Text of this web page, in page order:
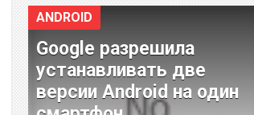
ANDROID
Google разрешила
устанавливать две
версии Android на один